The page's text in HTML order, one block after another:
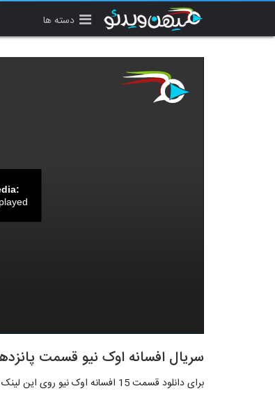
دسته ها
سریال افسانه اوک نیو قسمت پانزدهم
برای دانلود قسمت 15 افسانه اوک نیو روی این لینک کلیک کنید: